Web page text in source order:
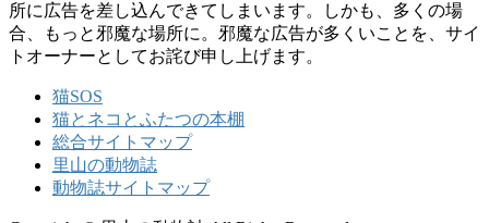
所に広告を差し込んできてしまいます。しかも、多くの場
合、もっと邪魔な場所に。邪魔な広告が多くいことを、サイ
トオーナーとしてお詫び申し上げます。
猫SOS
猫とネコとふたつの本棚
総合サイトマップ
里山の動物誌
動物誌サイトマップ